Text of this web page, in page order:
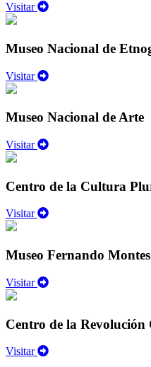
Visitar
Museo Nacional de
Visitar
Museo Nacional de Arte
Visitar
Centro de la Cultura
Visitar
Museo Fernando Montes
Visitar
Centro de la
Visitar